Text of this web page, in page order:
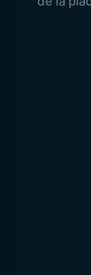
dimensions
les besoins.
Les
nation et leur
spéciale. Le
pour